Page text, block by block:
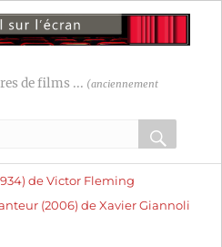
de films ... (anciennement
OK
de Victor Fleming
(2006) de Xavier Giannoli